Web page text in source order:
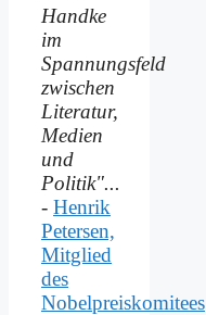
Handke
im
Spannungsfeld
zwischen
Literatur,
Medien
und
Politik"...
- Henrik
Petersen,
Mitglied
des
Nobelpreiskomitees